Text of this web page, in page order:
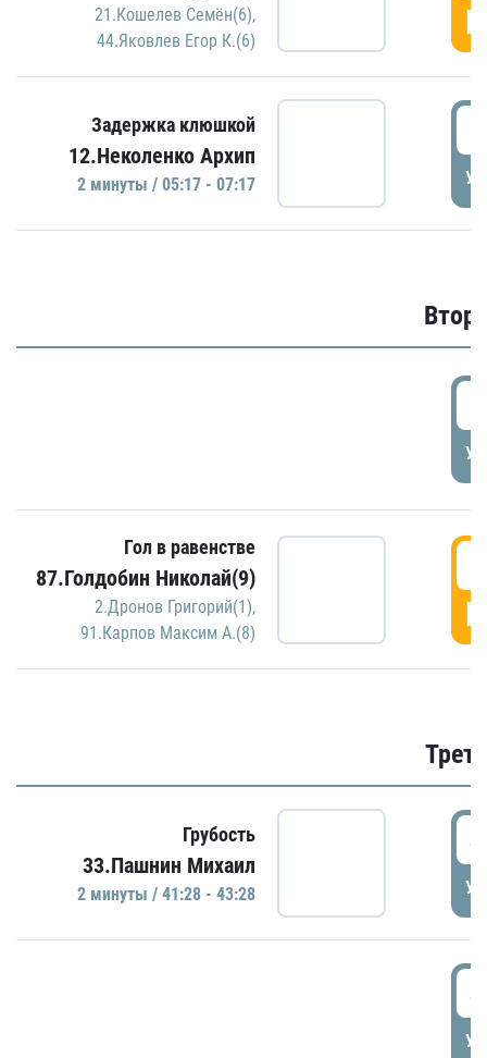
21.Кошелев Семён(6),
44.Яковлев Егор К.(6)
Задержка клюшкой
12.Неколенко Архип
2 минуты / 05:17 - 07:17
Гол в равенстве
87.Голдобин Николай(9)
2.Дронов Григорий(1),
91.Карпов Максим А.(8)
Грубость
33.Пашнин Михаил
2 минуты / 41:28 - 43:28